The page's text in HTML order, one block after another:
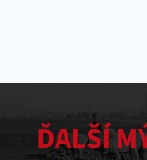
ĎALŠÍ